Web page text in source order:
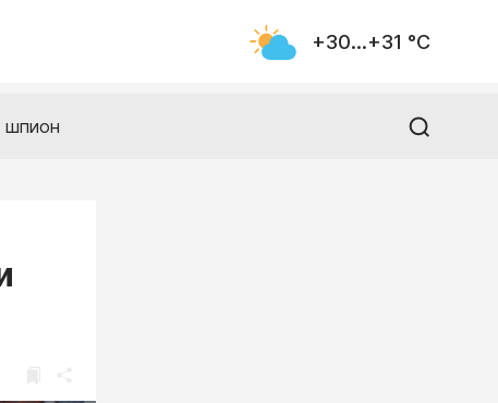
+30...+31 °С
шпион